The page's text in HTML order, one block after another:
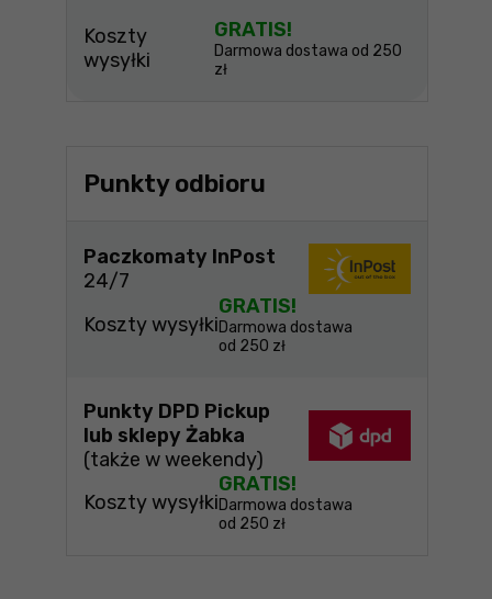
Koszty
wysyłki
GRATIS!
Darmowa dostawa od 250
zł
Punkty odbioru
Paczkomaty InPost
24/7
Koszty wysyłki
GRATIS!
Darmowa dostawa
od 250 zł
Punkty DPD Pickup
lub sklepy Żabka
(także w weekendy)
Koszty wysyłki
GRATIS!
Darmowa dostawa
od 250 zł